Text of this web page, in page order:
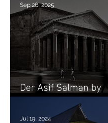
Der Asif Salman by
Shahbaz Nahian
Sep 26, 2025
Jul 19, 2024